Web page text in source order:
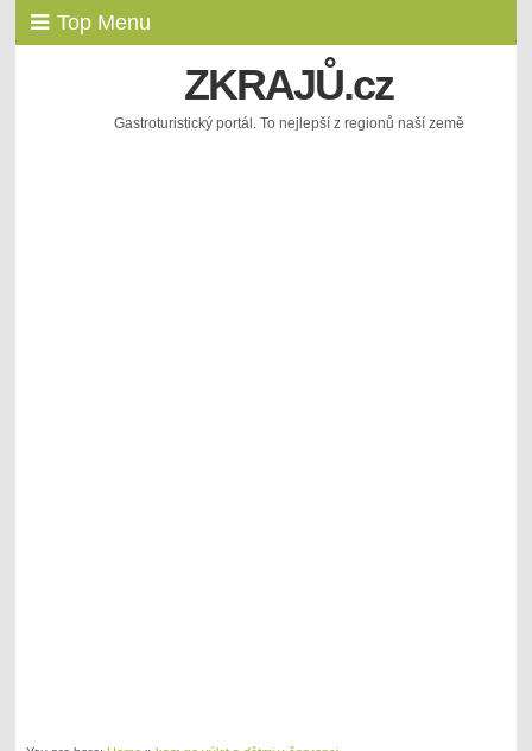
Top Menu
ZKRAJŮ.cz
Gastroturistický portál. To nejlepší z regionů naší země